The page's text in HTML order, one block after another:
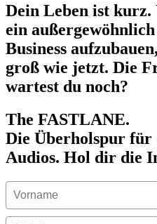
Dein Leben ist
ein
Business
groß wie jetzt. Die
wartest du noch?
The FASTLANE.
Die Überholspur für
Audios. Hol dir die